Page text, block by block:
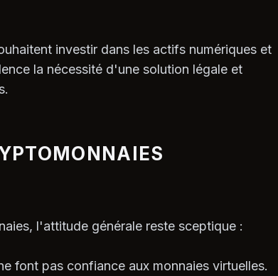
investir dans les actifs numériques et
la nécessité d'une solution légale et
l'attitude générale reste sceptique :
font pas confiance aux monnaies virtuelles.